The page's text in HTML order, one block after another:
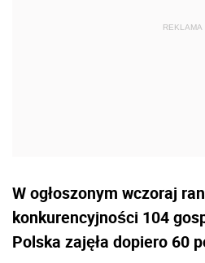
W ogłoszonym wczoraj
konkurencyjności 104
Polska zajęła dopiero 60